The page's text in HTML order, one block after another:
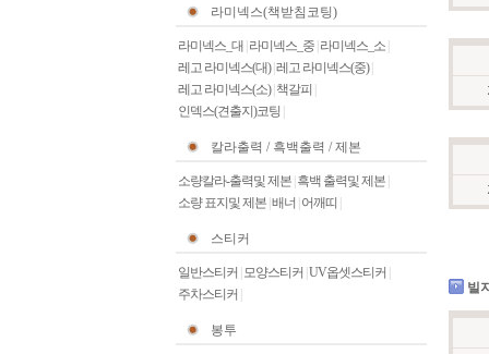
라미넥스(책받침코팅)
라미넥스_대 라미넥스_중 라미넥스_소
레고 라미넥스(대)| 레고 라미넥스(중)|
레고 라미넥스(소)| 책갈피
인덱스(견출지)코팅
칼라출력 / 흑백출력 / 제본
소량칼라-출력및 제본 흑백 출력및 제본
소량 표지및 제본 배너 어깨띠
스티커
일반스티커 모양스티커 UV옵셋스티커
주차스티커
봉투
빌